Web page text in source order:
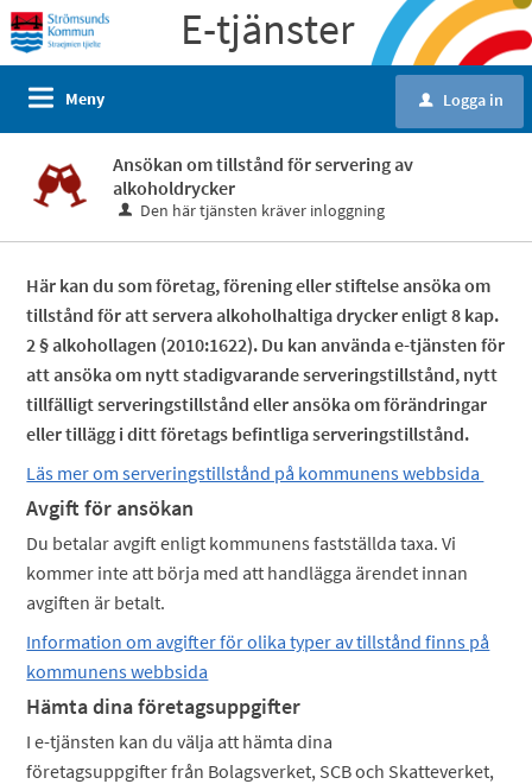
E-tjänster
Meny u Logga in
Ansökan om tillstånd för servering av
alkoholdrycker
Den här tjänsten kräver inloggning
Här kan du som företag, förening eller stiftelse ansöka om
tillstånd för att servera alkoholhaltiga drycker enligt 8 kap.
2 § alkohollagen (2010:1622). Du kan använda e-tjänsten för
att ansöka om nytt stadigvarande serveringstillstånd, nytt
tillfälligt serveringstillstånd eller ansöka om förändringar
eller tillägg i ditt företags befintliga serveringstillstånd.
Läs mer om serveringstillstånd på kommunens webbsida
Avgift för ansökan
Du betalar avgift enligt kommunens fastställda taxa. Vi
kommer inte att börja med att handlägga ärendet innan
avgiften är betalt.
Information om avgifter för olika typer av tillstånd finns på
kommunens webbsida
Hämta dina företagsuppgifter
I e-tjänsten kan du välja att hämta dina
företagsuppgifter från Bolagsverket, SCB och Skatteverket,